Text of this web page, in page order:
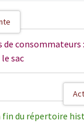
de consommateurs
sac
fin du répertoire